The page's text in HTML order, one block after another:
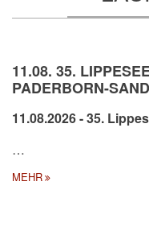
11.08. 35.
PADERBORN-
11.08.2026 - 35.
…
MEHR